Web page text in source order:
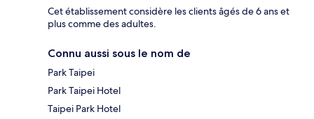
Cet établissement considère les clients âgés de 6 ans et
plus comme des adultes.
Connu aussi sous le nom de
Park Taipei
Park Taipei Hotel
Taipei Park Hotel